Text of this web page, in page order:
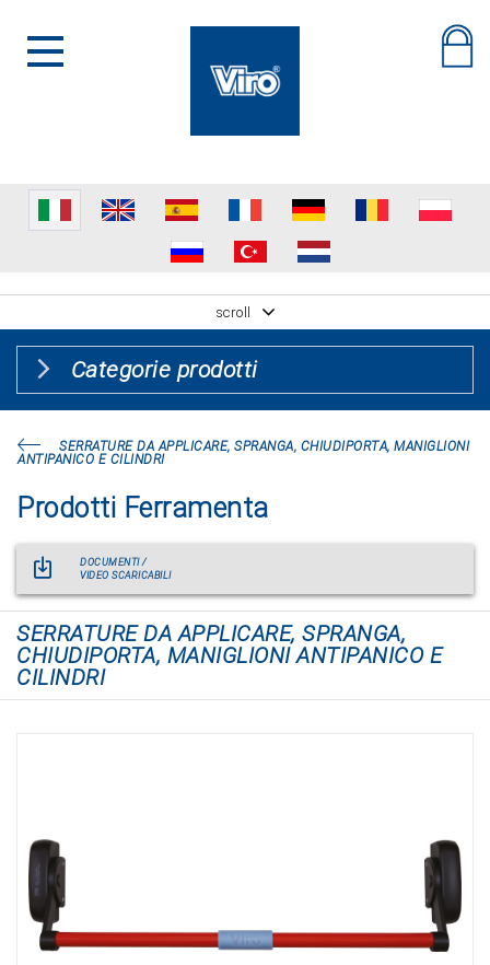
scroll
Categorie prodotti
SERRATURE DA APPLICARE, SPRANGA, CHIUDIPORTA, MANIGLIONI
ANTIPANICO E CILINDRI
Prodotti Ferramenta
DOCUMENTI /
VIDEO SCARICABILI
SERRATURE DA APPLICARE, SPRANGA,
CHIUDIPORTA, MANIGLIONI ANTIPANICO E
CILINDRI